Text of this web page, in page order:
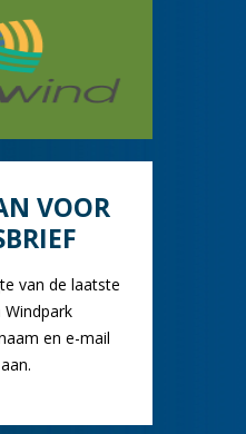
VOOR
van de laatste
en e-mail